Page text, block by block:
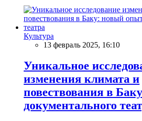
Культура
13 февраль 2025, 16:10
Уникальное
изменения климата и
повествования в
документального